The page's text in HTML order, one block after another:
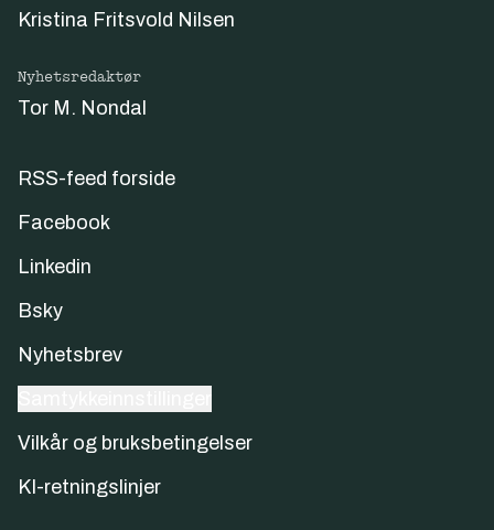
Kristina Fritsvold Nilsen
Nyhetsredaktør
Tor M. Nondal
RSS-feed forside
Facebook
Linkedin
Bsky
Nyhetsbrev
Vilkår og bruksbetingelser
KI-retningslinjer